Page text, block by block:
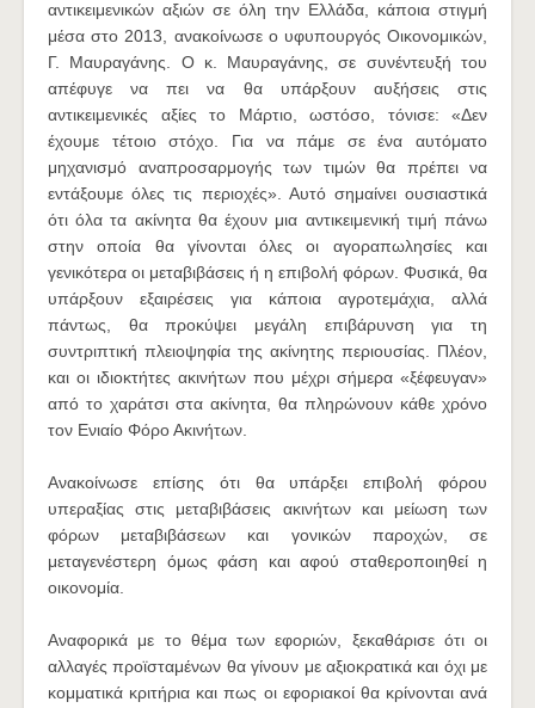
αντικειμενικών αξιών σε όλη την Ελλάδα, κάποια στιγμή
μέσα στο 2013, ανακοίνωσε ο υφυπουργός Οικονομικών,
Γ. Μαυραγάνης. Ο κ. Μαυραγάνης, σε συνέντευξή του
απέφυγε να πει να θα υπάρξουν αυξήσεις στις
αντικειμενικές αξίες το Μάρτιο, ωστόσο, τόνισε: «Δεν
έχουμε τέτοιο στόχο. Για να πάμε σε ένα αυτόματο
μηχανισμό αναπροσαρμογής των τιμών θα πρέπει να
εντάξουμε όλες τις περιοχές». Αυτό σημαίνει ουσιαστικά
ότι όλα τα ακίνητα θα έχουν μια αντικειμενική τιμή πάνω
στην οποία θα γίνονται όλες οι αγοραπωλησίες και
γενικότερα οι μεταβιβάσεις ή η επιβολή φόρων. Φυσικά, θα
υπάρξουν εξαιρέσεις για κάποια αγροτεμάχια, αλλά
πάντως, θα προκύψει μεγάλη επιβάρυνση για τη
συντριπτική πλειοψηφία της ακίνητης περιουσίας. Πλέον,
και οι ιδιοκτήτες ακινήτων που μέχρι σήμερα «ξέφευγαν»
από το χαράτσι στα ακίνητα, θα πληρώνουν κάθε χρόνο
τον Ενιαίο Φόρο Ακινήτων.
Ανακοίνωσε επίσης ότι θα υπάρξει επιβολή φόρου
υπεραξίας στις μεταβιβάσεις ακινήτων και μείωση των
φόρων μεταβιβάσεων και γονικών παροχών, σε
μεταγενέστερη όμως φάση και αφού σταθεροποιηθεί η
οικονομία.
Αναφορικά με το θέμα των εφοριών, ξεκαθάρισε ότι οι
αλλαγές προϊσταμένων θα γίνουν με αξιοκρατικά και όχι με
κομματικά κριτήρια και πως οι εφοριακοί θα κρίνονται ανά